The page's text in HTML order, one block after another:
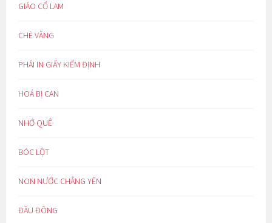
GIẢO CỔ LAM
CHÈ VẰNG
PHẢI IN GIẤY KIỂM ĐỊNH
HOÁ BỊ CAN
NHỚ QUÊ
BÓC LỘT
NON NƯỚC CHẲNG YÊN
ĐẦU ĐÔNG